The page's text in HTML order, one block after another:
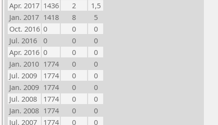
Apr. 2017 1436 2
1,5
Jan. 2017 1418 8
5
Oct. 2016 0 0
0
Jul. 2016
0 0
0
Apr. 2016 0 0
0
Jan. 2010 1774 0
0
Jul. 2009
1774 0
0
Jan. 2009 1774 0
0
Jul. 2008
1774 0
0
Jan. 2008 1774 0
0
Jul. 2007
1774 0
0